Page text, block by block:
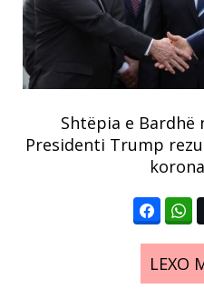
Shtëpia e
Presidenti Trump
LEXO